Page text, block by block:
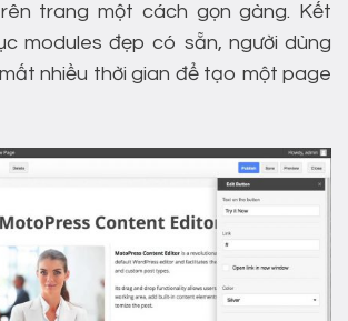
trang một cách gọn gàng. Kết
modules đẹp có sẵn, người dùng
nhiều thời gian để tạo một page